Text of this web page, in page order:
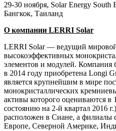
29-30 ноября, Solar Energy South
Бангкок, Таиланд
О компании LERRI Solar
LERRI Solar — ведущий мировой
высокоэффективных
элементов и модулей. Компания
в 2014 году приобретена Longi
является крупнейшим в мире
монокристаллических
активы которого оцениваются
состоянию на 2-й квартал 2016
расположен в Сиане, а
Европе, Северной Америке,